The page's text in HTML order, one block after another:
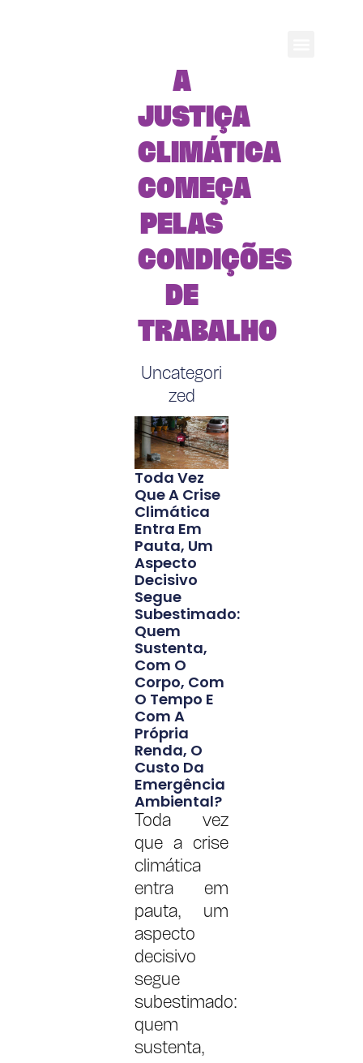
A
JUSTIÇA
CLIMÁTICA
COMEÇA
PELAS
CONDIÇÕES
DE
TRABALHO
Uncategori
zed
Toda Vez
Que A Crise
Climática
Entra Em
Pauta, Um
Aspecto
Decisivo
Segue
Subestimado:
Quem
Sustenta,
Com O
Corpo, Com
O Tempo E
Com A
Própria
Renda, O
Custo Da
Emergência
Ambiental?
Toda vez
que a crise
climática
entra em
pauta, um
aspecto
decisivo
segue
subestimado:
quem
sustenta,